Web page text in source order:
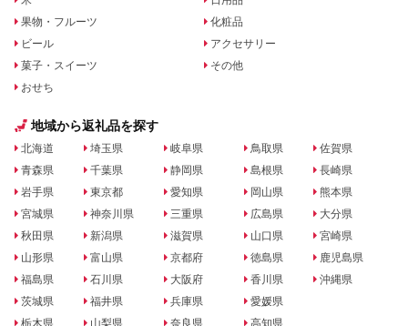
果物・フルーツ
ビール
菓子・スイーツ
おせち
化粧品
アクセサリー
その他
地域から返礼品を探す
北海道
青森県
岩手県
宮城県
秋田県
山形県
福島県
茨城県
栃木県
埼玉県
千葉県
東京都
神奈川県
新潟県
富山県
石川県
福井県
山梨県
岐阜県
静岡県
愛知県
三重県
滋賀県
京都府
大阪府
兵庫県
奈良県
鳥取県
島根県
岡山県
広島県
山口県
徳島県
香川県
愛媛県
高知県
佐賀県
長崎県
熊本県
大分県
宮崎県
鹿児島県
沖縄県